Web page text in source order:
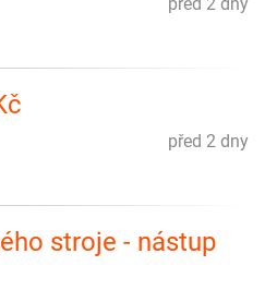
před 2 dny
stroje - nástup